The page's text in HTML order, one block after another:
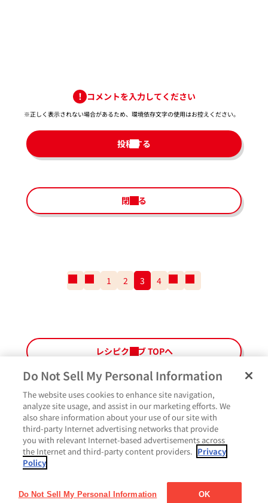
コメントを入力してください
※正しく表示されない場合があるため、環境依存文字の使用はお控えください。​
投稿する
閉じる
番
ペ
ー
ジ
の
1 2 3 4
の
番
ペ
ー
レシピクラブ TOPへ
作ったよ
ペ
ー
ジ
最
上
部
る
よくあるご質問 ご利用規約Glicoメンバーズ会員規約プライバシーポリシー
サイトマップお問い合わせCookie設定Glicoホームページ
Do Not Sell My Personal Information
The website uses cookies to enhance site navigation,
analyze site usage, and assist in our marketing efforts. We
also share information about your use of our site with
third-party Internet advertising networks that provide
you with relevant Internet-based advertisements across
the Internet and third-party content providers. Privacy
Policy
Do Not Sell My Personal Information OK